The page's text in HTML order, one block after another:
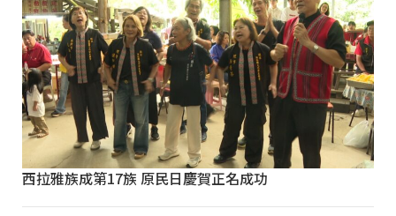
西拉雅族成第17族 原民日慶賀正名成功